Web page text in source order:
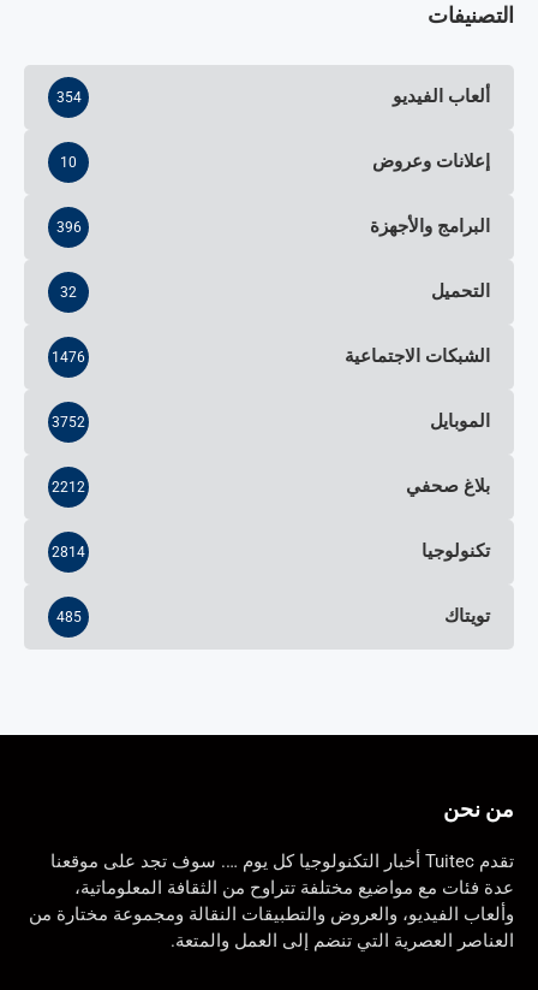
التصنيفات
ألعاب الفيديو 354
إعلانات وعروض 10
البرامج والأجهزة 396
التحميل 32
الشبكات الاجتماعية 1476
الموبايل 3752
بلاغ صحفي 2212
تكنولوجيا 2814
تويتاك 485
من نحن
تقدم Tuitec أخبار التكنولوجيا كل يوم …. سوف تجد على موقعنا
عدة فئات مع مواضيع مختلفة تتراوح من الثقافة المعلوماتية،
وألعاب الفيديو، والعروض والتطبيقات النقالة ومجموعة مختارة من
العناصر العصرية التي تنضم إلى العمل والمتعة.